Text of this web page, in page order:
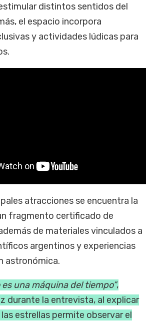
distintos sentidos del
el espacio incorpora
y actividades lúdicas para
atracciones se encuentra la
fragmento certificado de
de materiales vinculados a
argentinos y experiencias
astronómica.
es una máquina del tiempo”,
durante la entrevista, al explicar
estrellas permite observar el